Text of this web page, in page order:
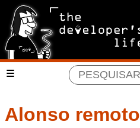
Alonso remoto